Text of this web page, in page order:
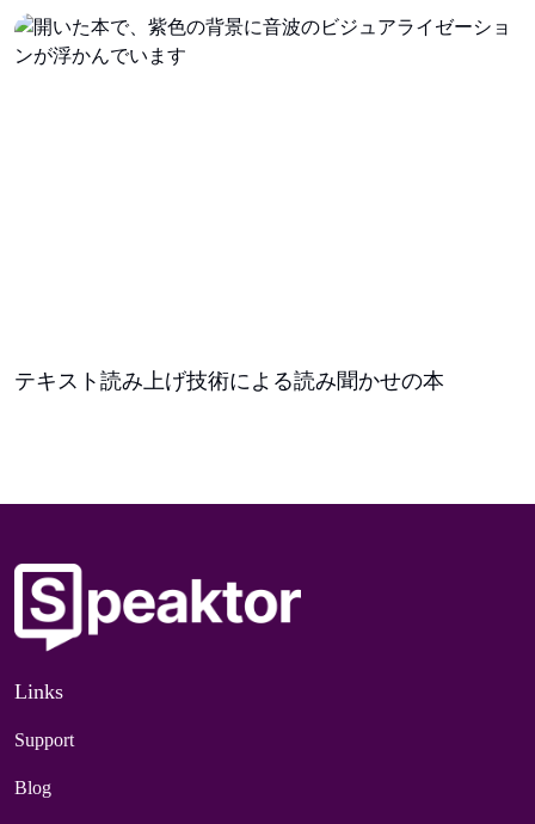
テキスト読み上げ技術による読み聞かせの本
Links
Support
Blog